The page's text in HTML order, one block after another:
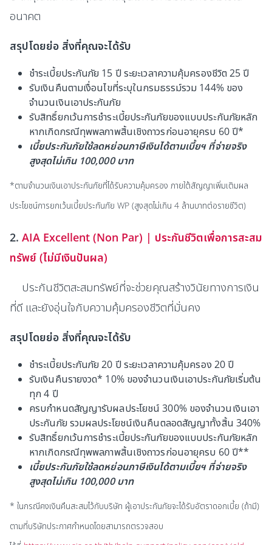
อนาคต
สรุปโดยย่อ สิ่งที่คุณจะได้รับ
ชำระเบี้ยประกันภัย 15 ปี ระยะเวลาความคุ้มครองชีวิต 25 ปี
รับเงินคืนตามเงื่อนไขที่ระบุในกรมธรรม์รวม 144% ของ
จำนวนเงินเอาประกันภัย
รับสิทธิ์ยกเว้นการชำระเบี้ยประกันภัยของแบบประกันภัยหลัก
หากเกิดกรณีทุพพลภาพสิ้นเชิงถาวรก่อนอายุครบ 60 ปี*
เบี้ยประกันภัยใช้ลดหย่อนภาษีเงินได้ตามเบี้ยฯ ที่จ่ายจริง
สูงสุดไม่เกิน 100,000 บาท
*ตามจำนวนเงินเอาประกันภัยที่ได้รับความคุ้มครอง ภายใต้สัญญาเพิ่มเติมผล
ประโยชน์การยกเว้นเบี้ยประกันภัย WP (สูงสุดไม่เกิน 4 ล้านบาทต่อรายชีวิต)
2. AIA Excellent (Non Par) | ประกันชีวิตเพื่อการสะสม
ทรัพย์ (ไม่มีเงินปันผล)
ประกันชีวิตสะสมทรัพย์ที่จะช่วยคุณสร้างวินัยทางการเงิน
ที่ดี และยังอุ่นใจกับความคุ้มครองชีวิตที่มั่นคง
สรุปโดยย่อ สิ่งที่คุณจะได้รับ
ชำระเบี้ยประกันภัย 20 ปี ระยะเวลาความคุ้มครอง 20 ปี
รับเงินคืนรายงวด* 10% ของจำนวนเงินเอาประกันภัยเริ่มต้น
ทุก 4 ปี
ครบกำหนดสัญญารับผลประโยชน์ 300% ของจำนวนเงินเอา
ประกันภัย รวมผลประโยชน์เงินคืนตลอดสัญญาทั้งสิ้น 340%
รับสิทธิ์ยกเว้นการชำระเบี้ยประกันภัยของแบบประกันภัยหลัก
หากเกิดกรณีทุพพลภาพสิ้นเชิงถาวรก่อนอายุครบ 60 ปี**
เบี้ยประกันภัยใช้ลดหย่อนภาษีเงินได้ตามเบี้ยฯ ที่จ่ายจริง
สูงสุดไม่เกิน 100,000 บาท
* ในกรณีคงเงินคืนสะสมไว้กับบริษัท ผู้เอาประกันภัยจะได้รับอัตราดอกเบี้ย (ถ้ามี)
ตามที่บริษัทประกาศกำหนดโดยสามารถตรวจสอบ